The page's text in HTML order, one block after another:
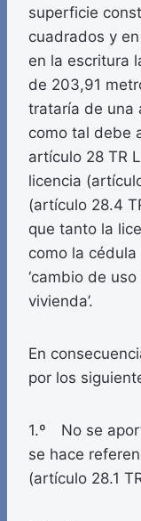
superficie
cuadrados y
en la escritura
de 203,91
trataría de una
como tal debe
artículo 28 TR
licencia
(artículo 28.4
que tanto la
como la
‘cambio de
vivienda’.
En
por los
1.º No se
se hace
(artículo 28.1